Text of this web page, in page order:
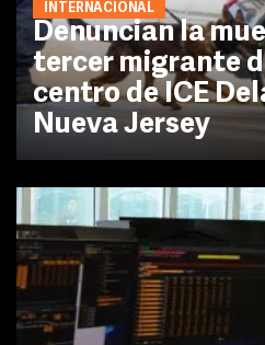
INTERNACIONAL
Denuncian la
tercer migrante
centro de ICE
Nueva Jersey